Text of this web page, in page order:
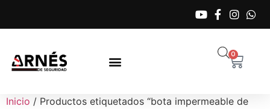
0
Inicio / Productos etiquetados “bota impermeable de